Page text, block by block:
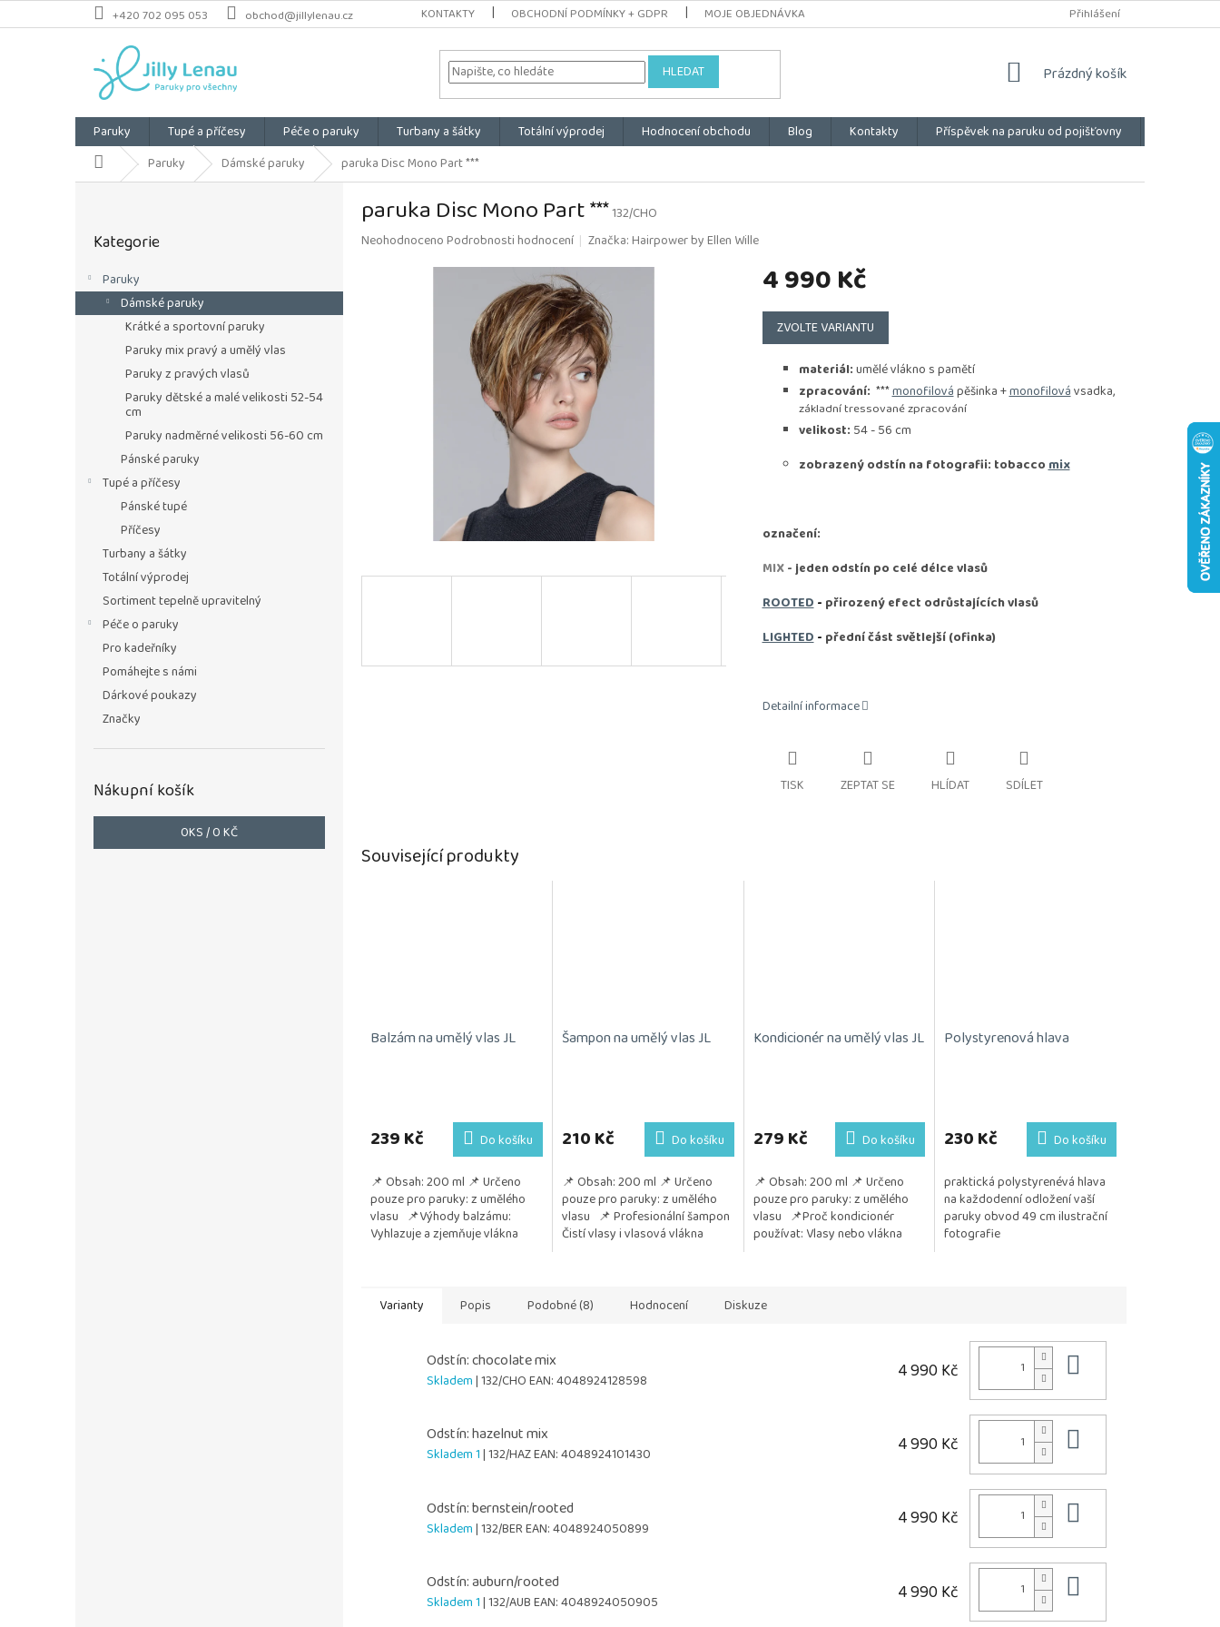
Přejít
na
+420 702 095 053 obchod@jillylenau.cz KONTAKTY OBCHODNÍ PODMÍNKY + GDPR MOJE OBJEDNÁVKA Přihlášení
HLEDAT
NÁKUPNÍ
Prázdný košík
Paruky Tupé a příčesy Péče o paruky Turbany a šátky Totální výprodej Hodnocení obchodu Blog Kontakty Příspěvek na paruku od pojišťovny
Domů Paruky Dámské paruky paruka Disc Mono Part ***
P
a
n
kategorie
Kategorie
Paruky
Dámské paruky
Krátké a sportovní paruky
Paruky mix pravý a umělý vlas
Paruky z pravých vlasů
Paruky dětské a malé velikosti 52-54
cm
Paruky nadměrné velikosti 56-60 cm
Pánské paruky
Tupé a příčesy
Pánské tupé
Příčesy
Turbany a šátky
Totální výprodej
Sortiment tepelně upravitelný
Péče o paruky
Pro kadeřníky
Pomáhejte s námi
Dárkové poukazy
Značky
Nákupní košík
0KS /0 KČ
paruka Disc Mono Part ***132/CHO
Průměrné
NeohodnocenoPodrobnosti hodnocení Značka:Hairpower by Ellen Wille
4 990 Kč
Měrná
cena:
ZVOLTE VARIANTU
materiál:umělé vlákno s pamětí
zpracování: ***monofilovápěšinka +monofilovávsadka,
základní tressované zpracování
velikost: 54 - 56 cm
zobrazený odstín na fotografii: tobaccomix
označení:
MIX- jeden odstín po celé délce vlasů
ROOTED- přirozený efect odrůstajících vlasů
LIGHTED- přední část světlejší (ofinka)
Detailní informace
TISK ZEPTAT SE HLÍDAT SDÍLET
Související produkty
Balzám na umělý vlas JL
239 Kč Do košíku
📌 Obsah: 200 ml 📌 Určeno
pouze pro paruky: z umělého
vlasu 📌Výhody balzámu:
Vyhlazuje a zjemňuje vlákna
Šampon na umělý vlas JL
210 Kč Do košíku
📌 Obsah: 200 ml 📌 Určeno
pouze pro paruky: z umělého
vlasu 📌 Profesionální šampon
Čistí vlasy i vlasová vlákna
Kondicionér na umělý vlas JL
produktu
je
z
5
hvězdiček.
279 Kč Do košíku
📌 Obsah: 200 ml 📌 Určeno
pouze pro paruky: z umělého
vlasu 📌Proč kondicionér
používat: Vlasy nebo vlákna
Polystyrenová hlava
230 Kč Do košíku
praktická polystyrenévá hlava
na každodenní odložení vaší
paruky obvod 49 cm ilustrační
fotografie
Varianty Popis Podobné (8) Hodnocení Diskuze
Odstín: chocolate mix
Skladem| 132/CHOEAN:4048924128598 4 990 Kč
Odstín: hazelnut mix
Skladem 1| 132/HAZEAN:4048924101430 4 990 Kč
Odstín: bernstein/rooted
Skladem| 132/BEREAN:4048924050899 4 990 Kč
Odstín: auburn/rooted
Skladem 1| 132/AUBEAN:4048924050905 4 990 Kč